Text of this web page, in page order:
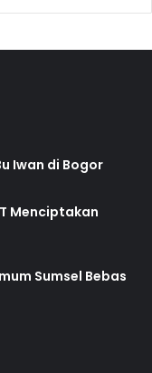
Iwan di Bogor
Menciptakan
Sumsel Bebas